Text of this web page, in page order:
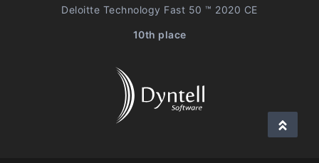
Deloitte Technology Fast 50 ™ 2020 CE
10th place